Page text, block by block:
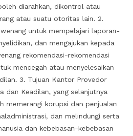
diarahkan, dikontrol atau
atau suatu otoritas lain. 2.
untuk mempelajari laporan-
dan mengajukan kepada
rekomendasi-rekomendasi
mencegah atau menyelesaikan
3. Tujuan Kantor Provedor
dan Keadilan, yang selanjutnya
memerangi korupsi dan penjualan
dan melindungi serta
dan kebebasan-kebebasan